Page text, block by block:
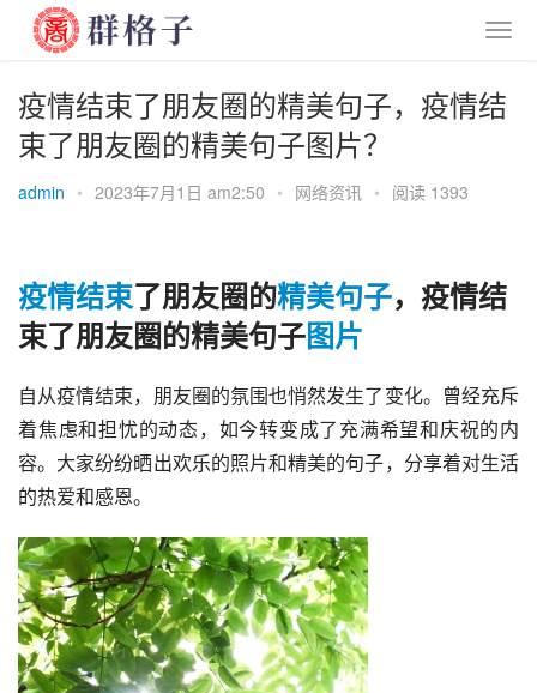
疫情结束了朋友圈的精美句子，疫情结
束了朋友圈的精美句子图片？
admin • 2023年7月1日 am2:50 • 网络资讯 • 阅读 1393
疫情结束了朋友圈的精美句子，疫情结
束了朋友圈的精美句子图片
自从疫情结束，朋友圈的氛围也悄然发生了变化。曾经充斥
着焦虑和担忧的动态，如今转变成了充满希望和庆祝的内
容。大家纷纷晒出欢乐的照片和精美的句子，分享着对生活
的热爱和感恩。